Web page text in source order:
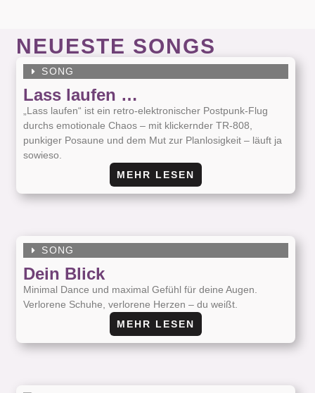
NEUESTE SONGS
SONG
Lass laufen …
„Lass laufen“ ist ein retro-elektronischer Postpunk-Flug
durchs emotionale Chaos – mit klickernder TR-808,
punkiger Posaune und dem Mut zur Planlosigkeit – läuft ja
sowieso.
MEHR LESEN
SONG
Dein Blick
Minimal Dance und maximal Gefühl für deine Augen.
Verlorene Schuhe, verlorene Herzen – du weißt.
MEHR LESEN